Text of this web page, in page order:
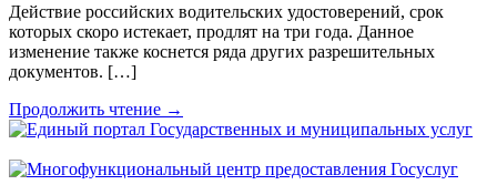
Действие российских водительских удостоверений, срок
которых скоро истекает, продлят на три года. Данное
изменение также коснется ряда других разрешительных
документов. […]
Продолжить чтение →